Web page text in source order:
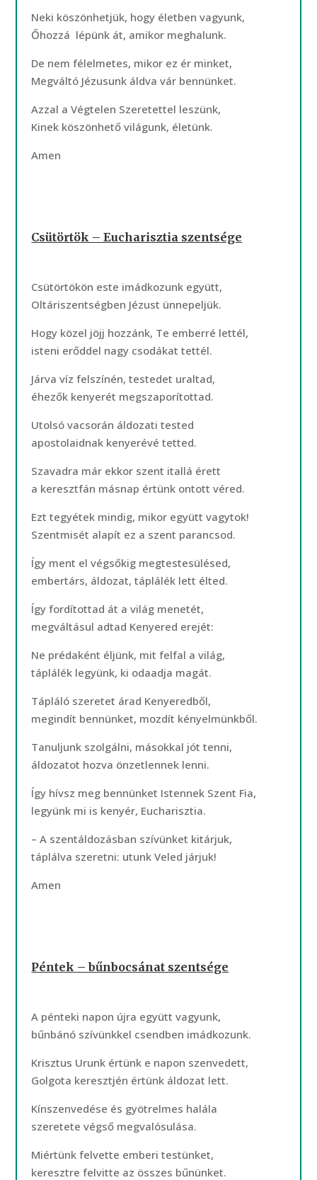
Neki köszönhetjük, hogy életben vagyunk,
Őhozzá lépünk át, amikor meghalunk.
De nem félelmetes, mikor ez ér minket,
Megváltó Jézusunk áldva vár bennünket.
Azzal a Végtelen Szeretettel leszünk,
Kinek köszönhető világunk, életünk.
Amen
Csütörtök – Eucharisztia szentsége
Csütörtökön este imádkozunk együtt,
Oltáriszentségben Jézust ünnepeljük.
Hogy közel jöjj hozzánk, Te emberré lettél,
isteni erőddel nagy csodákat tettél.
Járva víz felszínén, testedet uraltad,
éhezők kenyerét megszaporítottad.
Utolsó vacsorán áldozati tested
apostolaidnak kenyerévé tetted.
Szavadra már ekkor szent itallá érett
a keresztfán másnap értünk ontott véred.
Ezt tegyétek mindig, mikor együtt vagytok!
Szentmisét alapít ez a szent parancsod.
Így ment el végsőkig megtestesülésed,
embertárs, áldozat, táplálék lett élted.
Így fordítottad át a világ menetét,
megváltásul adtad Kenyered erejét:
Ne prédaként éljünk, mit felfal a világ,
táplálék legyünk, ki odaadja magát.
Tápláló szeretet árad Kenyeredből,
megindít bennünket, mozdít kényelmünkből.
Tanuljunk szolgálni, másokkal jót tenni,
áldozatot hozva önzetlennek lenni.
Így hívsz meg bennünket Istennek Szent Fia,
legyünk mi is kenyér, Eucharisztia.
– A szentáldozásban szívünket kitárjuk,
táplálva szeretni: utunk Veled járjuk!
Amen
Péntek – bűnbocsánat szentsége
A pénteki napon újra együtt vagyunk,
bűnbánó szívünkkel csendben imádkozunk.
Krisztus Urunk értünk e napon szenvedett,
Golgota keresztjén értünk áldozat lett.
Kínszenvedése és gyötrelmes halála
szeretete végső megvalósulása.
Miértünk felvette emberi testünket,
keresztre felvitte az összes bűnünket.